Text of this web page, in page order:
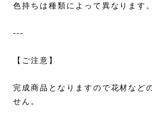
色持ちは種類によって異なります。
---
【ご注意】
完成商品となりますので花材など
せん。